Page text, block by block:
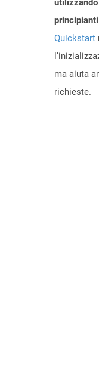
utilizzando
principianti
Quickstart
ma aiuta
richieste.